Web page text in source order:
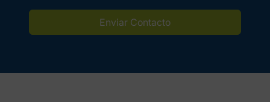
Enviar Contacto